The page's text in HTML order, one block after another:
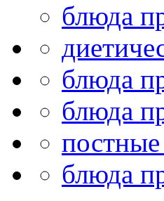
блюда
блюда
блюда
блюда